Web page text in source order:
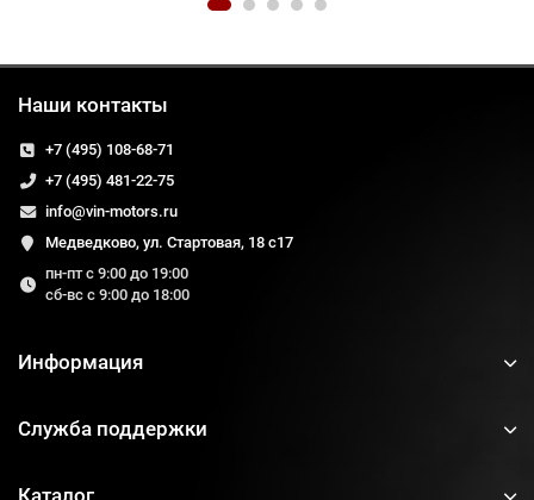
Наши контакты
+7 (495) 108-68-71
+7 (495) 481-22-75
info@vin-motors.ru
Медведково, ул. Стартовая, 18 с17
пн-пт с 9:00 до 19:00
сб-вс с 9:00 до 18:00
Информация
Служба поддержки
Каталог